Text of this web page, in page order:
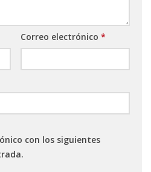
Correo electrónico *
con los siguientes